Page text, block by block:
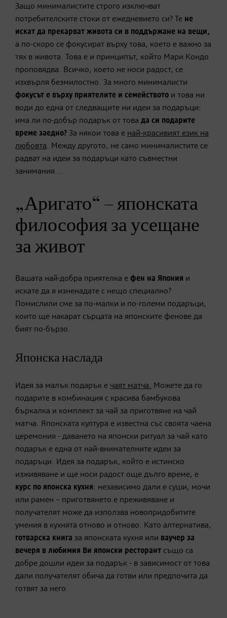
Защо минималистите строго изключват
потребителските стоки от ежедневието си? Те не
искат да прекарват живота си в поддържане на вещи,
а по-скоро се фокусират върху това, което е важно за
тях в живота. Това е и принципът, който Мари Кондо
проповядва. Всичко, което не носи радост, се
изхвърля безмилостно. За много минималисти
фокусът е върху приятелите и семейството и това ни
води до една от следващите ни идеи за подаръци:
има ли по-добър подарък от това да си подарите
време заедно? За някои това е най-красивият език на
любовта. Между другото, не само минималистите се
радват на идеи за подаръци като съвместни
занимания...
„Аригато“ – японската
философия за усещане
за живот
Вашата най-добра приятелка е фен на Япония и
искате да я изненадате с нещо специално?
Помислили сме за по-малки и по-големи подаръци,
които ще накарат сърцата на японските фенове да
бият по-бързо.
Японска наслада
Идея за малък подарък е чаят матча. Можете да го
подарите в комбинация с красива бамбукова
бъркалка и комплект за чай за приготвяне на чай
матча. Японската култура е известна със своята чаена
церемония - даването на японски ритуал за чай като
подарък е една от най-внимателните идеи за
подаръци. Идея за подарък, който е истинско
изживяване и ще носи радост още дълго време, е
курс по японска кухня: независимо дали е суши, мочи
или рамен – приготвянето е преживяване и
получателят може да използва новопридобитите
умения в кухнята отново и отново. Като алтернатива,
готварска книга за японската кухня или ваучер за
вечеря в любимия Ви японски ресторант също са
добре дошли идеи за подарък - в зависимост от това
дали получателят обича да готви или предпочита да
готвят за него.